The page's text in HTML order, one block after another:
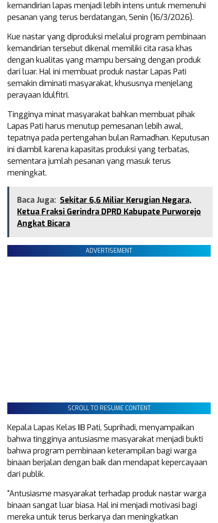
kemandirian lapas menjadi lebih intens untuk memenuhi
pesanan yang terus berdatangan, Senin (16/3/2026).
Kue nastar yang diproduksi melalui program pembinaan
kemandirian tersebut dikenal memiliki cita rasa khas
dengan kualitas yang mampu bersaing dengan produk
dari luar. Hal ini membuat produk nastar Lapas Pati
semakin diminati masyarakat, khususnya menjelang
perayaan Idulfitri.
Tingginya minat masyarakat bahkan membuat pihak
Lapas Pati harus menutup pemesanan lebih awal,
tepatnya pada pertengahan bulan Ramadhan. Keputusan
ini diambil karena kapasitas produksi yang terbatas,
sementara jumlah pesanan yang masuk terus
meningkat.
Baca Juga: Sekitar 6,6 Miliar Kerugian Negara,
Ketua Fraksi Gerindra DPRD Kabupate Purworejo
Angkat Bicara
ADVERTISEMENT
SCROLL TO RESUME CONTENT
Kepala Lapas Kelas IIB Pati, Suprihadi, menyampaikan
bahwa tingginya antusiasme masyarakat menjadi bukti
bahwa program pembinaan keterampilan bagi warga
binaan berjalan dengan baik dan mendapat kepercayaan
dari publik.
“Antusiasme masyarakat terhadap produk nastar warga
binaan sangat luar biasa. Hal ini menjadi motivasi bagi
mereka untuk terus berkarya dan meningkatkan